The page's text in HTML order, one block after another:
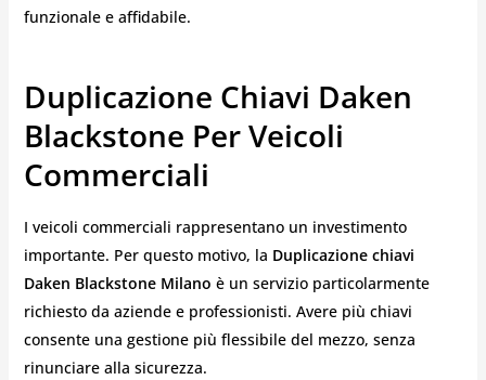
funzionale e affidabile.
Duplicazione Chiavi Daken
Blackstone Per Veicoli
Commerciali
I veicoli commerciali rappresentano un investimento
importante. Per questo motivo, la Duplicazione chiavi
Daken Blackstone Milano è un servizio particolarmente
richiesto da aziende e professionisti. Avere più chiavi
consente una gestione più flessibile del mezzo, senza
rinunciare alla sicurezza.